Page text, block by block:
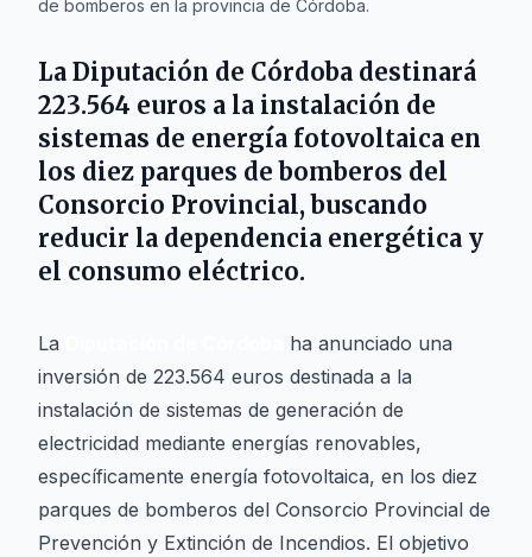
de bomberos en la provincia de Córdoba.
La Diputación de Córdoba destinará
223.564 euros a la instalación de
sistemas de energía fotovoltaica en
los diez parques de bomberos del
Consorcio Provincial, buscando
reducir la dependencia energética y
el consumo eléctrico.
La
ha anunciado una
inversión de 223.564 euros destinada a la
instalación de sistemas de generación de
electricidad mediante energías renovables,
específicamente energía fotovoltaica, en los diez
parques de bomberos del Consorcio Provincial de
Prevención y Extinción de Incendios. El objetivo